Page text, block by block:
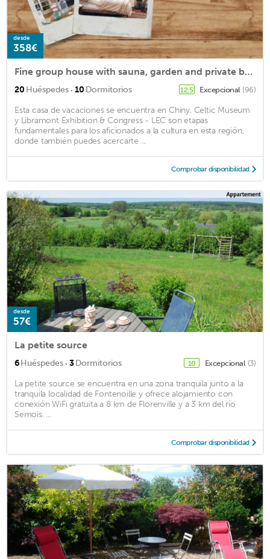
desde
358€
Fine group house with sauna, garden and private bathrooms
20 Huéspedes · 10 Dormitorios 12,5 Excepcional (96)
Esta casa de vacaciones se encuentra en Chiny. Celtic Museum
y Libramont Exhibition & Congress - LEC son etapas
fundamentales para los aficionados a la cultura en esta región,
donde también puedes acercarte ...
Comprobar disponibilidad
desde
57€
La petite source
6Huéspedes · 3Dormitorios 10 Excepcional (3)
La petite source se encuentra en una zona tranquila junto a la
tranquila localidad de Fontenoille y ofrece alojamiento con
conexión WiFi gratuita a 8 km de Florenville y a 3 km del río
Semois. ...
Comprobar disponibilidad